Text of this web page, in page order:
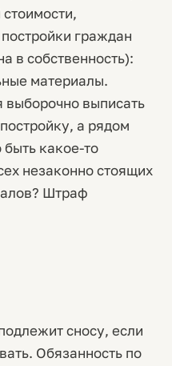
граждан
в собственность):
материалы.
выписать
а рядом
какое-то
незаконно стоящих
Штраф
сносу, если
Обязанность по